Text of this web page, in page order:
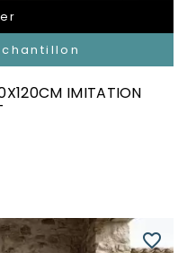
IMITATION
favorite_border